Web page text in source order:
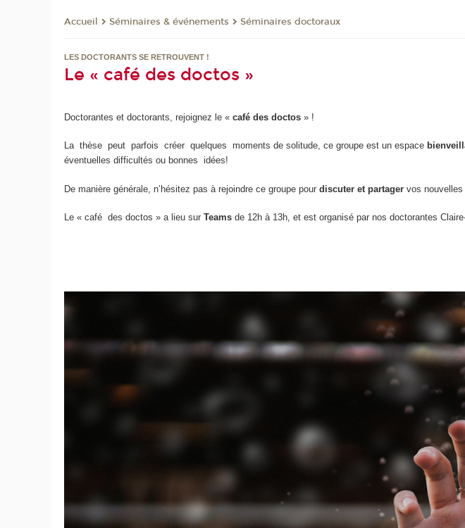
Accueil Séminaires & événements Séminaires doctoraux
LES DOCTORANTS SE RETROUVENT !
Le « café des doctos »
Doctorantes et doctorants, rejoignez le «café des doctos » !
La thèse peut parfois créer quelques moments de solitude, ce groupe est un espace
éventuelles difficultés ou bonnes idées!
De manière générale, n’hésitez pas à rejoindre ce groupe pour discuter et partager vos nouvelles
Le « café des doctos » a lieu surTeamsde 12h à 13h, et est organisé par nos doctorantes